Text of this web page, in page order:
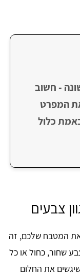
- חשוב
המפרט
כלול
צבעים
המטבח שלכם, זה
שחור, כחול או כל
את החלום